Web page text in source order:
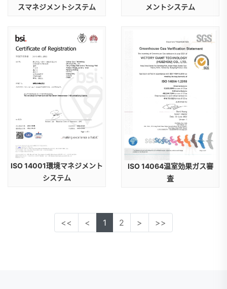
スマネジメントシステム
メントシステム
ISO 14001環境マネジメント
システム
ISO 14064温室効果ガス審
査
<< < 1 2 > >>